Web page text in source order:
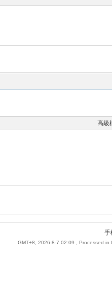
高級
手
GMT+8, 2026-8-7 02:09 , Processed